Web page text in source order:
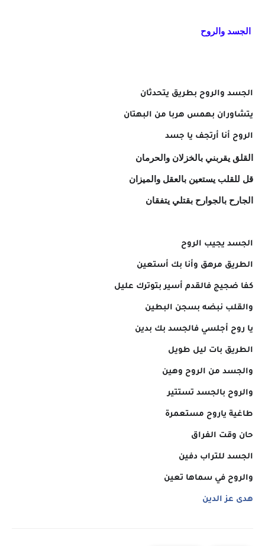
الجسد والروح
الجسد والروح بطريق يتحدثان
يتشاوران بهمس هربا من البهتان
الروح أنا أرتجف يا جسد
القلق يقربني بالخزلان والحرمان
قل للقلب يستعين بالعقل والميزان
الجارح بالجوارح بقتلي يتفقان
الجسد يجيب الروح
الطريق مرهق وأنا بك أستعين
كفا ضجيج فالقدم أسير بتوترك عليل
والقلب نبضه بسجن البطين
يا روح أجلسي فالجسد بك بدين
الطريق بات ليل طويل
والجسد من الروح وهين
والروح بالجسد تستتير
طاغية ياروح مستعمرة
حان وقت الفراق
الجسد للتراب دفين
والروح في سماها تعين
هدى عز الدين